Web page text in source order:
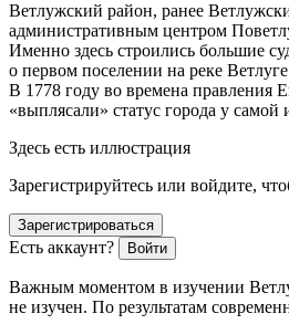
Ветлужский район, ранее
административным центром
Именно здесь строились большие
о первом поселении на реке
В 1778 году во времена правления
«выплясали» статус города у
Здесь есть иллюстрация
Зарегистрируйтесь или войдите,
Зарегистрироваться
Есть аккаунт? Войти
Важным моментом в изучении
не изучен. По результатам